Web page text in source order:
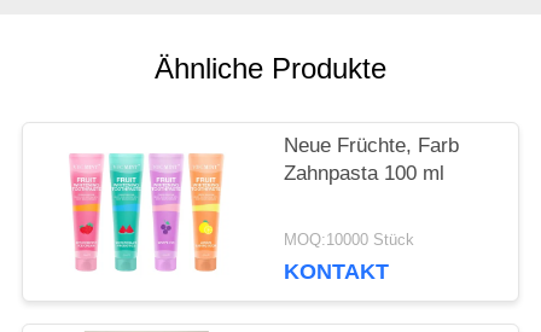
FORDERN
ZITAT
SEITENVERZEICHNIS
Ähnliche Produkte
Neue Früchte, Farb
Zahnpasta 100 ml
MOQ:10000 Stück
KONTAKT